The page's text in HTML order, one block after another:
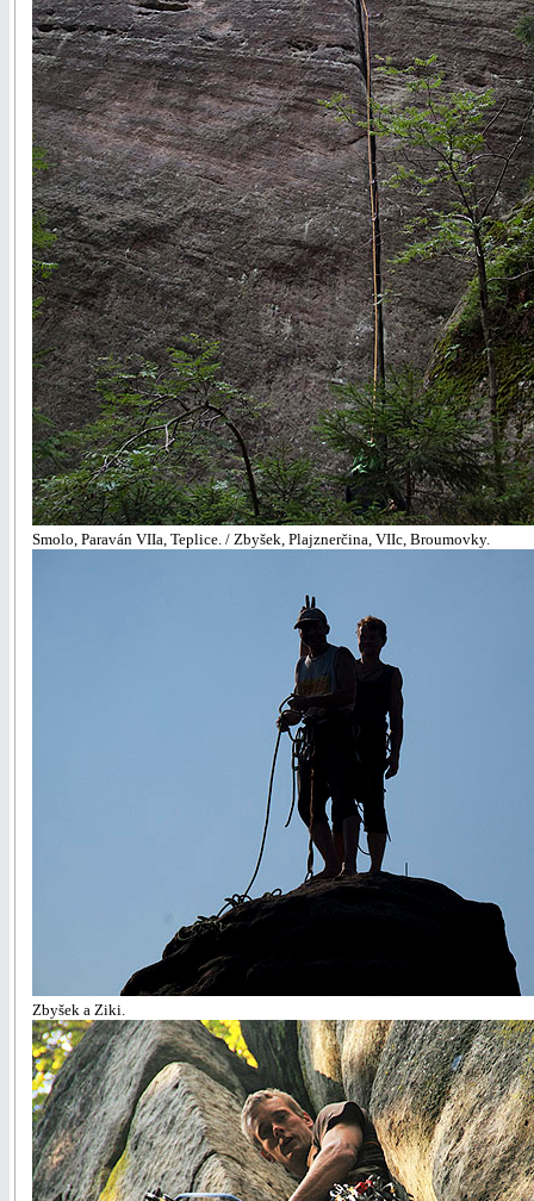
Smolo, Paraván VIIa, Teplice. / Zbyšek, Plajznerčina, VIIc, Broumovky.
Zbyšek a Ziki.